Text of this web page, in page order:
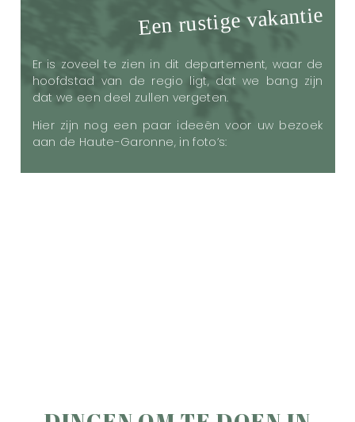
Een rustige vakantie
Er is zoveel te zien in dit departement, waar de
hoofdstad van de regio ligt, dat we bang zijn
dat we een deel zullen vergeten.
Hier zijn nog een paar ideeën voor uw bezoek
aan de Haute-Garonne, in foto’s: